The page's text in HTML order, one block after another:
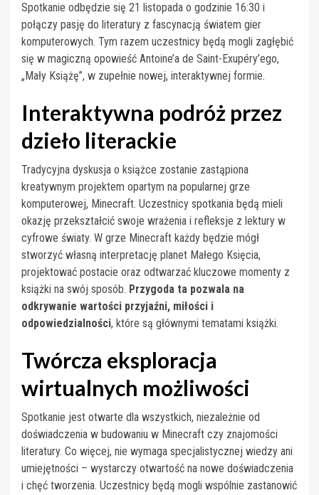
Spotkanie odbędzie się 21 listopada o godzinie 16:30 i
połączy pasję do literatury z fascynacją światem gier
komputerowych. Tym razem uczestnicy będą mogli zagłębić
się w magiczną opowieść Antoine’a de Saint-Exupéry’ego,
„Mały Książę”, w zupełnie nowej, interaktywnej formie.
Interaktywna podróż przez
dzieło literackie
Tradycyjna dyskusja o książce zostanie zastąpiona
kreatywnym projektem opartym na popularnej grze
komputerowej, Minecraft. Uczestnicy spotkania będą mieli
okazję przekształcić swoje wrażenia i refleksje z lektury w
cyfrowe światy. W grze Minecraft każdy będzie mógł
stworzyć własną interpretację planet Małego Księcia,
projektować postacie oraz odtwarzać kluczowe momenty z
książki na swój sposób. Przygoda ta pozwala na
odkrywanie wartości przyjaźni, miłości i
odpowiedzialności, które są głównymi tematami książki.
Twórcza eksploracja
wirtualnych możliwości
Spotkanie jest otwarte dla wszystkich, niezależnie od
doświadczenia w budowaniu w Minecraft czy znajomości
literatury. Co więcej, nie wymaga specjalistycznej wiedzy ani
umiejętności – wystarczy otwartość na nowe doświadczenia
i chęć tworzenia. Uczestnicy będą mogli wspólnie zastanowić